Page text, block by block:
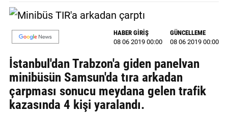
EKONOMİ
BELEDİYELER
SİYASET
EĞİTİM
HABER GİRİŞ
08 06 2019 00:00
GÜNCELLEME
08 06 2019 00:00
İstanbul'dan Trabzon'a giden panelvan
minibüsün Samsun'da tıra arkadan
çarpması sonucu meydana gelen trafik
kazasında 4 kişi yaralandı.